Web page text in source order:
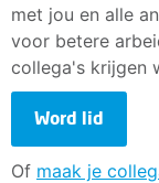
met jou en alle
voor betere
collega's krijgen
Word lid
Of maak je